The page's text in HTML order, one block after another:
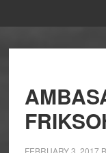
FEBRUARY 3, 2017